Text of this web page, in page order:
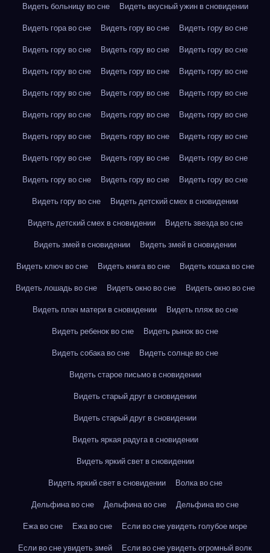
Видеть больницу во сне
Видеть вкусный ужин в сновидении
Видеть гора во сне
Видеть гору во сне
Видеть гору во сне
Видеть гору во сне
Видеть гору во сне
Видеть гору во сне
Видеть гору во сне
Видеть гору во сне
Видеть гору во сне
Видеть гору во сне
Видеть гору во сне
Видеть гору во сне
Видеть гору во сне
Видеть гору во сне
Видеть гору во сне
Видеть гору во сне
Видеть гору во сне
Видеть гору во сне
Видеть гору во сне
Видеть гору во сне
Видеть гору во сне
Видеть гору во сне
Видеть гору во сне
Видеть гору во сне
Видеть гору во сне
Видеть детский смех в сновидении
Видеть детский смех в сновидении
Видеть звезда во сне
Видеть змей в сновидении
Видеть змей в сновидении
Видеть ключ во сне
Видеть книга во сне
Видеть кошка во сне
Видеть лошадь во сне
Видеть окно во сне
Видеть окно во сне
Видеть плач матери в сновидении
Видеть пляж во сне
Видеть ребенок во сне
Видеть рынок во сне
Видеть собака во сне
Видеть солнце во сне
Видеть старое письмо в сновидении
Видеть старый друг в сновидении
Видеть старый друг в сновидении
Видеть яркая радуга в сновидении
Видеть яркий свет в сновидении
Видеть яркий свет в сновидении
Волка во сне
Дельфина во сне
Дельфина во сне
Дельфина во сне
Ежа во сне
Ежа во сне
Если во сне увидеть голубое море
Если во сне увидеть змей
Если во сне увидеть огромный волк